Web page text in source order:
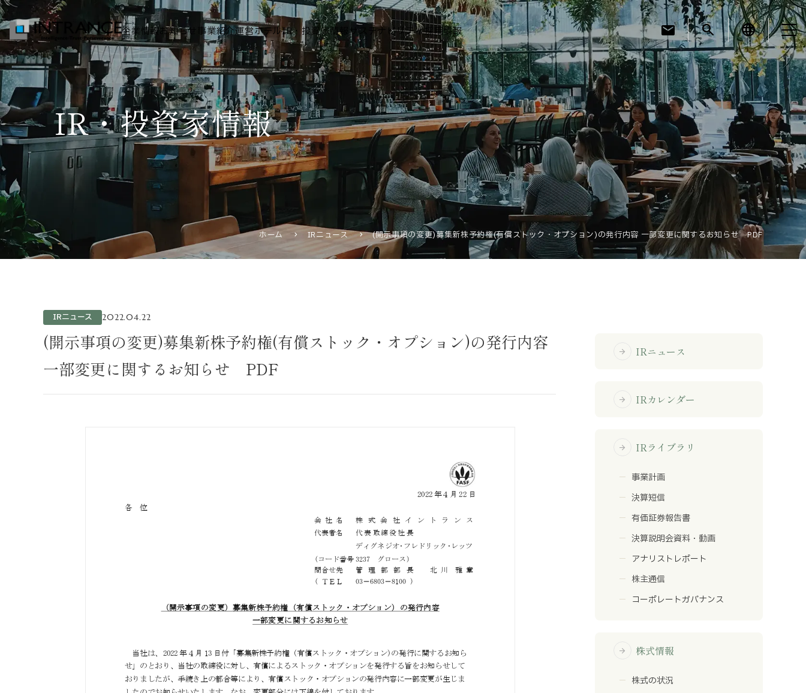
企業情報お知らせ 事業紹介運営ホテルIR・投資家情報 サステナビリティ採用情報 mail search language
トップ
企業情報
会社概要
代表者挨拶
グループ一覧
経営理念
事業紹介
インバウンド送客事業
運営ホテル
IR・投資家情報
IRニュース
IRカレンダー
IRライブラリ
株式情報
財務・業績情報
IRイベント
マテリアリティ
取組事例
お知らせ
お役立ちコラム
採用情報
お問い合わせ
IR・投資家情報
ホーム IRニュース (開示事項の変更)募集新株予約権(有償ストック・オプション)の発行内容 一部変更に関するお知らせ PDF
IRニュース 2022.04.22
(開示事項の変更)募集新株予約権(有償ストック・オプション)の発行内容
一部変更に関するお知らせ PDF
arrow_forward IRニュース
arrow_forward IRカレンダー
arrow_forward IRライブラリ
事業計画
決算短信
有価証券報告書
決算説明会資料・動画
アナリストレポート
株主通信
コーポレートガバナンス
arrow_forward 株式情報
株式の状況